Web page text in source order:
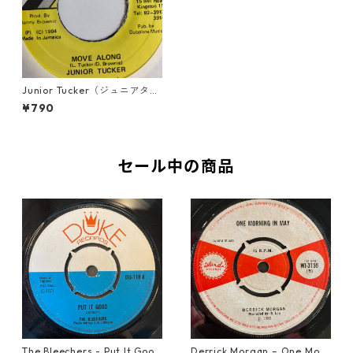
Junior Tucker（ジュニアタッ
カー） - Move Along【7'】
¥790
セール中の商品